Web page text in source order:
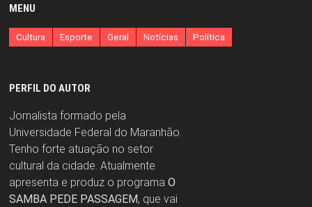
MENU
Cultura Esporte Geral Notícias Política
PERFIL DO AUTOR
Jornalista formado pela
Universidade Federal do Maranhão.
Tenho forte atuação no setor
cultural da cidade. Atualmente
apresenta e produz o programa O
SAMBA PEDE PASSAGEM, que vai